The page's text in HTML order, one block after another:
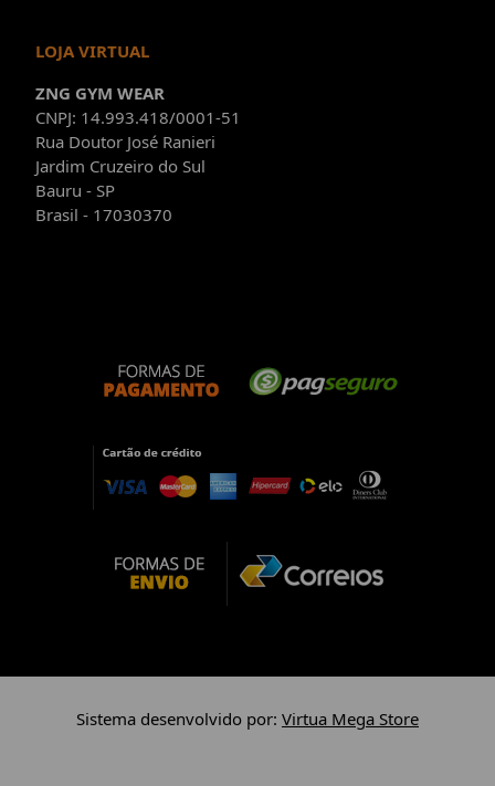
LOJA VIRTUAL
ZNG GYM WEAR
CNPJ: 14.993.418/0001-51
Rua Doutor José Ranieri
Jardim Cruzeiro do Sul
Bauru - SP
Brasil - 17030370
Sistema desenvolvido por: Virtua Mega Store